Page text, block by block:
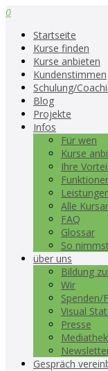
0
Startseite
Kurse finden
Kurse anbieten
Kundenstimmen
Schulung/
Blog
Projekte
Infos
Für wen
Kurse
Ihre
Alle
FAQ
Glossar
So
über uns
Bildung
Wir
Spenden/
Visual
Presse
Mediathek
Gespräch